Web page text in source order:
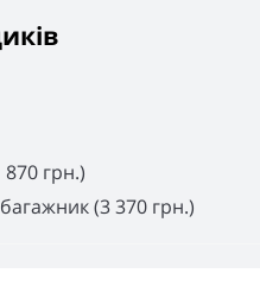
грн.)
(3 370 грн.)